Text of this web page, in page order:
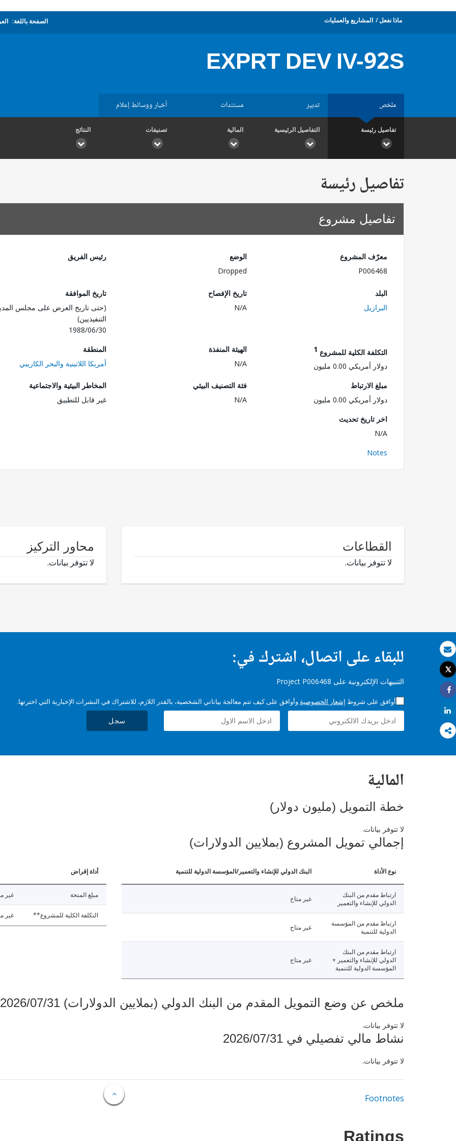
بريد الكتروني
طباعة
Tweet
Share
Share
ماذا نفعل المشاريع والعمليات الصفحة باللغة:
EXPRT DEV IV-92S
ملخص تدبير مستندات أخبار ووسائط إعلام
تفاصيل رئيسة التفاصيل الرئيسية المالية تصنيفات النتائج
تفاصيل رئيسة
تفاصيل مشروع
معرّف المشروع
P006468
الوضع
Dropped
رئيس الفريق
البلد
البرازيل
تاريخ الإفصاح
N/A
تاريخ الموافقة
(حتى تاريخ العرض على مجلس
التنفيذيين)
1988/06/30
التكلفة الكلية للمشروع 1
دولار أمريكي 0.00 مليون
الهيئة المنفذة
N/A
المنطقة
أمريكا اللاتينية والبحر الكاريبي
مبلغ الارتباط
دولار أمريكي 0.00 مليون
فئة التصنيف البيئي
N/A
المخاطر البيئية والاجتماعية
غير قابل للتطبيق
اخر تاريخ تحديث
N/A
Notes
القطاعات
لا تتوفر بيانات.
محاور التركيز
لا تتوفر بيانات.
للبقاء على اتصال، اشترك في:
التنبيهات الإلكترونية على Project P006468
أوافق على شروط إشعار الخصوصية وأوافق على كيف تتم معالجة بياناتي الشخصية، بالقدر اللازم، للاشتراك في النشرات الإخبارية التي اخترتها.
سجل
المالية
خطة التمويل (مليون دولار)
لا تتوفر بيانات.
إجمالي تمويل المشروع (بملايين الدولارات)
نوع الأداة البنك الدولي للإنشاء والتعمير/المؤسسة الدولية للتنمية
ارتباط مقدم من البنك
الدولي للإنشاء والتعمير
غير متاح
ارتباط مقدم من المؤسسة
الدولية للتنمية
غير متاح
ارتباط مقدم من البنك
الدولي للإنشاء والتعمير +
المؤسسة الدولية للتنمية
غير متاح
أداة إقراض
مبلغ المنحة غير
التكلفة الكلية للمشروع** غير
ملخص عن وضع التمويل المقدم من البنك الدولي (بملايين الدولارات) 2026/07/31
لا تتوفر بيانات.
نشاط مالي تفصيلي في 2026/07/31
لا تتوفر بيانات.
Footnotes